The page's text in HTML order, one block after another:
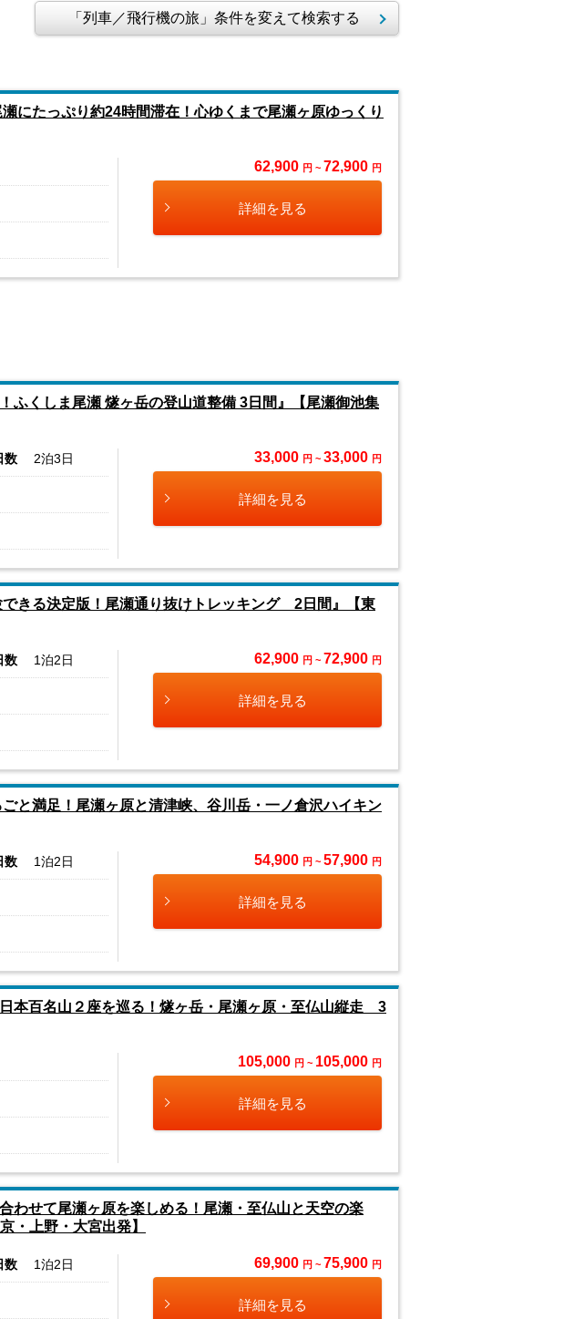
「列車／飛行機の旅」条件を変えて検索する
にたっぷり約24時間滞在！心ゆくまで尾瀬ヶ原ゆっくり
62,900 円 ~ 72,900 円
詳細を見る
ふくしま尾瀬 燧ヶ岳の登山道整備 3日間』【尾瀬御池集
数 2泊3日 33,000 円 ~ 33,000 円
詳細を見る
できる決定版！尾瀬通り抜けトレッキング 2日間』【東
数 1泊2日 62,900 円 ~ 72,900 円
詳細を見る
と満足！尾瀬ヶ原と清津峡、谷川岳・一ノ倉沢ハイキン
数 1泊2日 54,900 円 ~ 57,900 円
詳細を見る
本百名山２座を巡る！燧ヶ岳・尾瀬ヶ原・至仏山縦走 3
105,000 円 ~ 105,000 円
詳細を見る
わせて尾瀬ヶ原を楽しめる！尾瀬・至仏山と天空の楽
・上野・大宮出発】
数 1泊2日 69,900 円 ~ 75,900 円
詳細を見る